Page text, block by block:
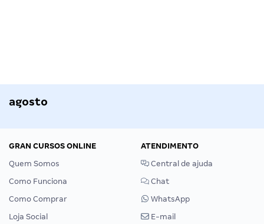
agosto
GRAN CURSOS ONLINE
Quem Somos
Como Funciona
Como Comprar
Loja Social
ATENDIMENTO
Central de ajuda
Chat
WhatsApp
E-mail